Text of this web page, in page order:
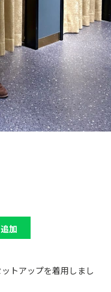
加
トアップを着用しまし